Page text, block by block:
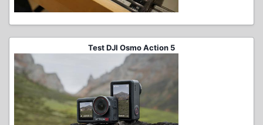
Test DJI Osmo Action 5